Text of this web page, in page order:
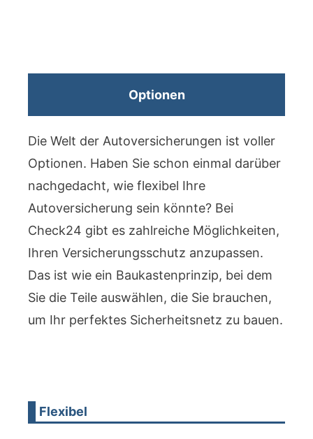
Optionen
Die Welt der Autoversicherungen ist voller
Optionen. Haben Sie schon einmal darüber
nachgedacht, wie flexibel Ihre
Autoversicherung sein könnte? Bei
Check24 gibt es zahlreiche Möglichkeiten,
Ihren Versicherungsschutz anzupassen.
Das ist wie ein Baukastenprinzip, bei dem
Sie die Teile auswählen, die Sie brauchen,
um Ihr perfektes Sicherheitsnetz zu bauen.
Flexibel